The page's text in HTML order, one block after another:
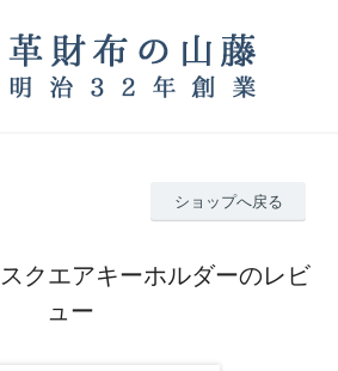
ショップへ戻る
クエアキーホルダーのレビ
ュー